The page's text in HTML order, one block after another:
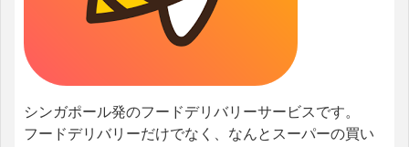
シンガポール発のフードデリバリーサービスです。
フードデリバリーだけでなく、なんとスーパーの買い